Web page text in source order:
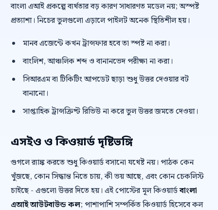
বাংলা এআই প্রকল্পে ব্যর্থতার বড় কারণ সাধারণত মডেল নয়; অস্পষ্ট
প্রত্যাশা। নিচের ভুলগুলো এড়ালে পাইলট অনেক স্থিতিশীল হয়।
মানব এজেন্টে কখন ট্রান্সফার হবে তা স্পষ্ট না করা।
বাংলিশ, আঞ্চলিক শব্দ ও বানানভেদ পরীক্ষা না করা।
সিআরএম বা টিকিটিং আপডেট ছাড়া শুধু উত্তর দেওয়ার বট
বানানো।
সাপ্তাহিক ট্রান্সক্রিপ্ট রিভিউ না করে ভুল উত্তর জমতে দেওয়া।
এসইও ও কিওয়ার্ড দৃষ্টিভঙ্গি
গুগলে র‍্যাঙ্ক করতে শুধু কিওয়ার্ড বসানো যথেষ্ট নয়। পাঠক কেন
খুঁজছে, কোন সিদ্ধান্ত নিতে চায়, কী ভয় আছে, এবং কোন চেকলিস্ট
চাইছে - এগুলো উত্তর দিতে হয়। এই পোস্টের মূল কিওয়ার্ডবাংলা
এআই আউটবাউন্ড কল; পাশাপাশি সম্পর্কিত কিওয়ার্ড হিসেবে কল